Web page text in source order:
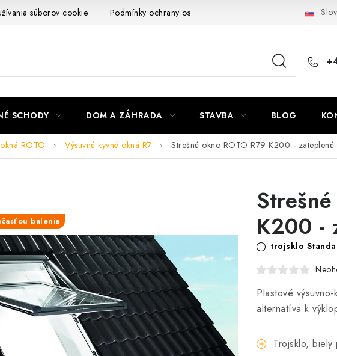
súborov cookie Podmínky ochrany osobních údajů Obchodní podmínky
SCHODY DOM A ZÁHRADA STAVBA BLOG
ROTO Výsuvné kyvné okná R7 Strešné okno ROTO R79 K200 - zateplené
K200 -
trojsklo
Plastové
alternatíva k
Trojsklo, biely
balenia